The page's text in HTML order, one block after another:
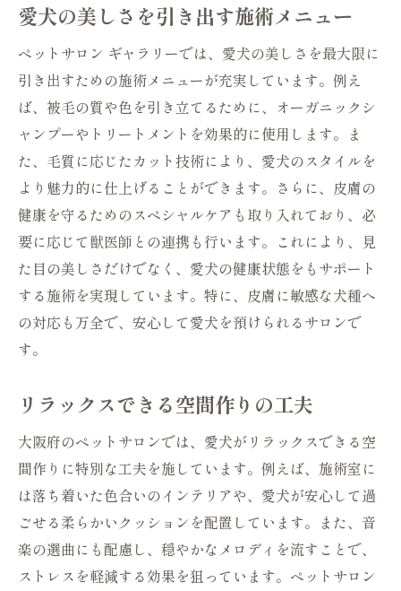
愛犬の美しさを引き出す施術メニュー
ペットサロン ギャラリーでは、愛犬の美しさを最大限に
引き出すための施術メニューが充実しています。例え
ば、被毛の質や色を引き立てるために、オーガニックシ
ャンプーやトリートメントを効果的に使用します。ま
た、毛質に応じたカット技術により、愛犬のスタイルを
より魅力的に仕上げることができます。さらに、皮膚の
健康を守るためのスペシャルケアも取り入れており、必
要に応じて獣医師との連携も行います。これにより、見
た目の美しさだけでなく、愛犬の健康状態をもサポート
する施術を実現しています。特に、皮膚に敏感な犬種へ
の対応も万全で、安心して愛犬を預けられるサロンで
す。
リラックスできる空間作りの工夫
大阪府のペットサロンでは、愛犬がリラックスできる空
間作りに特別な工夫を施しています。例えば、施術室に
は落ち着いた色合いのインテリアや、愛犬が安心して過
ごせる柔らかいクッションを配置しています。また、音
楽の選曲にも配慮し、穏やかなメロディを流すことで、
ストレスを軽減する効果を狙っています。ペットサロン